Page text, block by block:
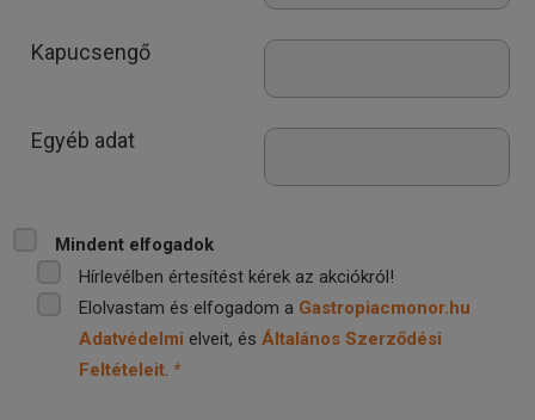
Kapucsengő
Egyéb adat
Mindent elfogadok
Hírlevélben értesítést kérek az akciókról!
Elolvastam és elfogadom a Gastropiacmonor.hu
Adatvédelmi elveit, ésÁltalános Szerződési
Feltételeit *